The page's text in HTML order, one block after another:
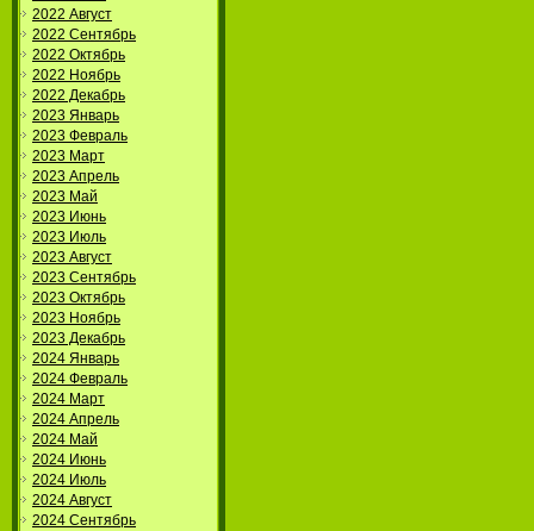
2022 Август
2022 Сентябрь
2022 Октябрь
2022 Ноябрь
2022 Декабрь
2023 Январь
2023 Февраль
2023 Март
2023 Апрель
2023 Май
2023 Июнь
2023 Июль
2023 Август
2023 Сентябрь
2023 Октябрь
2023 Ноябрь
2023 Декабрь
2024 Январь
2024 Февраль
2024 Март
2024 Апрель
2024 Май
2024 Июнь
2024 Июль
2024 Август
2024 Сентябрь